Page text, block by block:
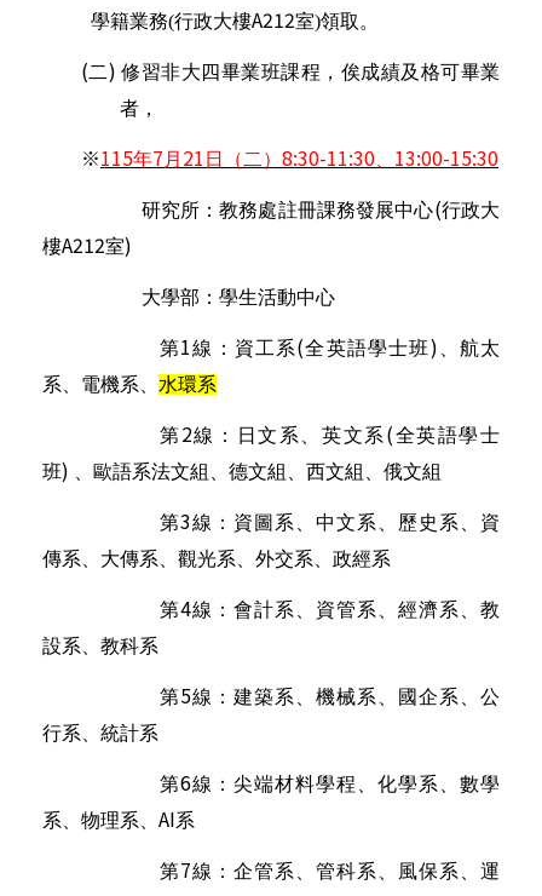
學籍業務(行政大樓A212室)領取 。
(二)修習非大四畢業班課程，俟成績及格可畢業
者，
※115年7 月 21 日（二） 8:30-11:30 13:00-15:30
研究所：教務處註冊課務發展中心(行政大
樓A212室)
大學部：學生活動中心
第1線：資工系(全英語學士班) 、航太
系、電機系、 水環系
第2線：日文系、英文系 (全英語學士
班) 、歐語系法文組、德文組、西文組、俄文組
第3線：資圖系、中文系、歷史系、資
傳系、大傳系、觀光系、外交系、政經系
第4線：會計系、資管系、經濟系、教
設系、教科系
第5線：建築系、機械系、國企系、公
行系、統計系
第6線：尖端材料學程、化學系、數學
系、物理系、 AI系
第7線：企管系、管科系、風保系、運